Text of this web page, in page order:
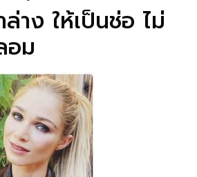
าง ให้เป็นช่อ ไม่
อม